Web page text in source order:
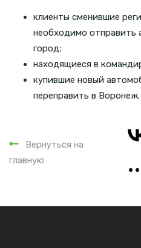
клиенты сменившие
необходимо отправить
город;
находящиеся в
купившие новый
переправить в Воронеж.
Вернуться на
главную